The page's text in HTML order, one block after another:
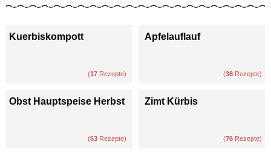
Kuerbiskompott
(17 Rezepte)
Apfelauflauf
(38 Rezepte)
Obst Hauptspeise Herbst
(63 Rezepte)
Zimt Kürbis
(76 Rezepte)